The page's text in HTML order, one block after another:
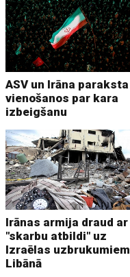
ASV un Irāna paraksta
vienošanos par kara
izbeigšanu
Irānas armija draud ar
"skarbu atbildi" uz
Izraēlas uzbrukumiem
Libānā